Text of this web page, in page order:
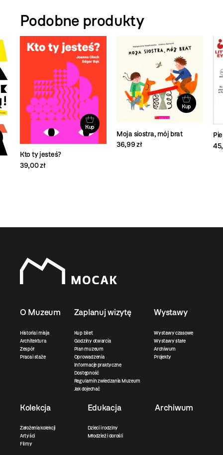
Podobne produkty
Kup
Kto ty jesteś?
39,00 zł
Kup
Moja siostra, mój brat
36,99 zł
O Muzeum
Historia i misja
Architektura
Zespół
Praca i staże
Zaplanuj wizytę
Kup bilet
Godziny otwarcia
Plan muzeum
Oprowadzenia
Informacje praktyczne
Dostępność
Regulamin zwiedzania Muzeum
Jak dojechać
Wystawy
Wystawy czasowe
Wystawy stałe
Archiwum
Projekty
Kolekcja
Założenia kolekcji
Artyści
Filmy
Edukacja
Dzieci i rodziny
Młodzież i dorośli
Archiwum